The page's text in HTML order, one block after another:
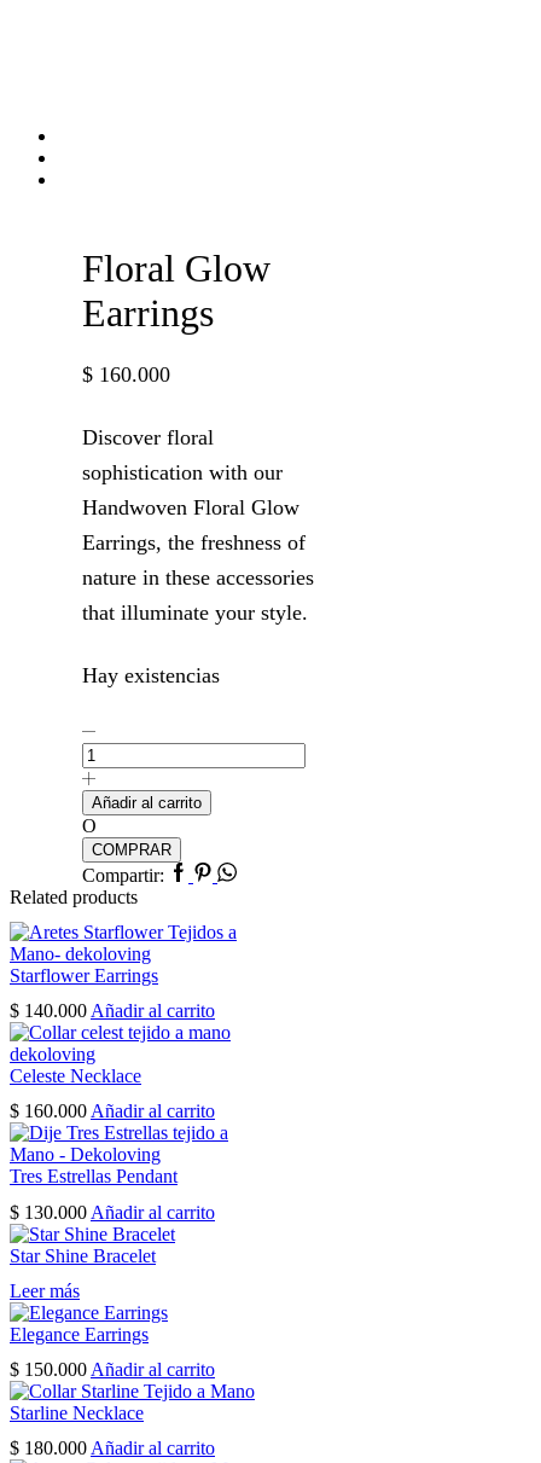
Floral Glow
Earrings
$ 160.000
Discover floral
sophistication with our
Handwoven Floral Glow
Earrings, the freshness of
nature in these accessories
that illuminate your style.
Hay existencias
Floral
Earrings
cantidad
Añadir al carrito
O
COMPRAR
Compartir: Facebook
Pinterest
Whatsapp
Related products
Starflower Earrings
$ 140.000 Añadir al carrito
Celeste Necklace
$ 160.000 Añadir al carrito
Tres Estrellas Pendant
$ 130.000 Añadir al carrito
Star Shine Bracelet
Leer más
Elegance Earrings
$ 150.000 Añadir al carrito
Starline Necklace
$ 180.000 Añadir al carrito